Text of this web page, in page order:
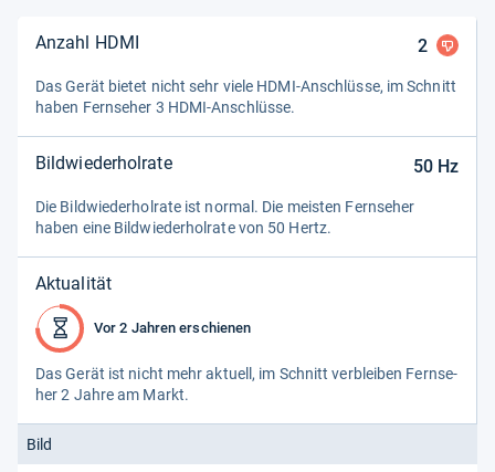
Anzahl HDMI 2
Das Gerät bie­tet nicht sehr viele HDMI-​Anschlüsse, im Schnitt
haben Fern­se­her 3 HDMI-​Anschlüsse.
Bildwiederholrate 50Hz
Die Bild­wie­der­hol­rate ist nor­mal. Die meis­ten Fern­se­her
haben eine Bild­wie­der­hol­rate von 50 Hertz.
Aktualität
Vor 2 Jahren erschienen
Das Gerät ist nicht mehr aktu­ell, im Schnitt ver­blei­ben Fern­se­
her 2 Jahre am Markt.
Bild